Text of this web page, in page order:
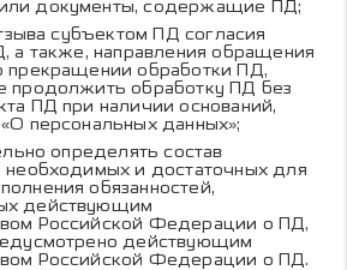
документы, содержащие ПД;
субъектом ПД согласия
а также, направления обращения
прекращении обработки ПД,
продолжить обработку ПД без
ПД при наличии оснований,
персональных данных»;
определять состав
необходимых и достаточных для
обязанностей,
действующим
Российской Федерации о ПД,
действующим
Российской Федерации о ПД.